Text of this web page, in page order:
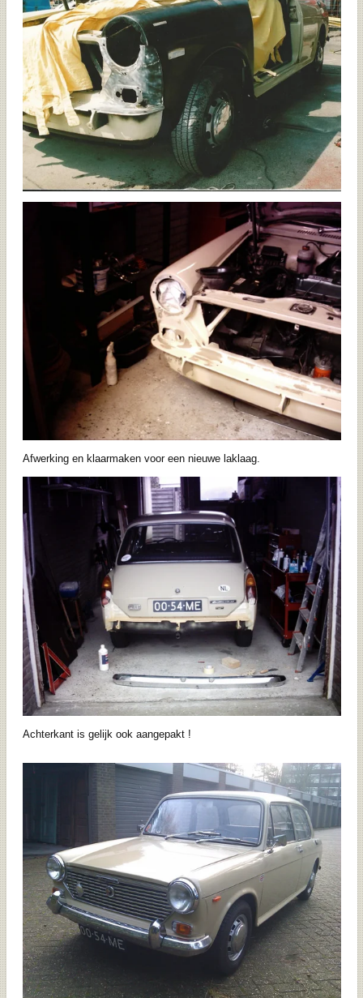
Afwerking en klaarmaken voor een nieuwe laklaag.
Achterkant is gelijk ook aangepakt !